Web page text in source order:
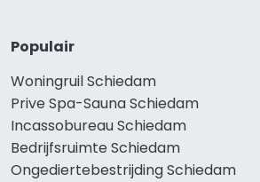
Populair
Woningruil Schiedam
Prive Spa-Sauna Schiedam
Incassobureau Schiedam
Bedrijfsruimte Schiedam
Ongediertebestrijding Schiedam